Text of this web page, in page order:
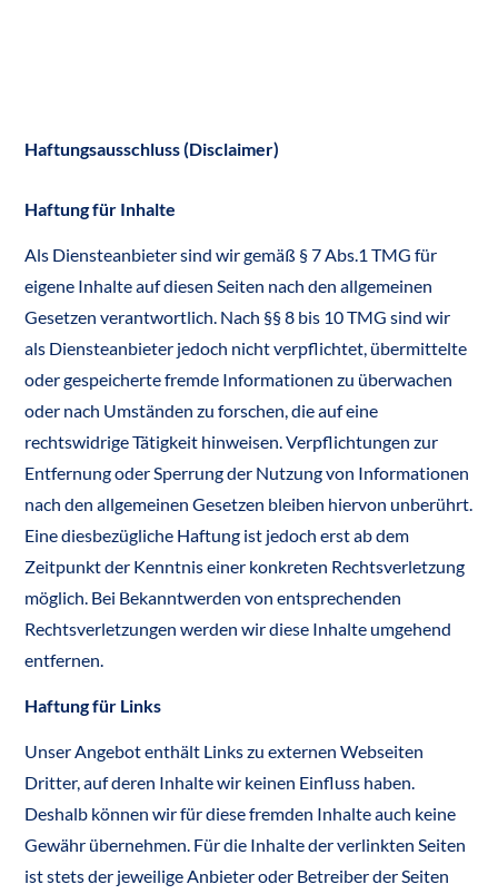
Haftungsausschluss (Disclaimer)
Haftung für Inhalte
Als Diensteanbieter sind wir gemäß § 7 Abs.1 TMG für
eigene Inhalte auf diesen Seiten nach den allgemeinen
Gesetzen verantwortlich. Nach §§ 8 bis 10 TMG sind wir
als Diensteanbieter jedoch nicht verpflichtet, übermittelte
oder gespeicherte fremde Informationen zu überwachen
oder nach Umständen zu forschen, die auf eine
rechtswidrige Tätigkeit hinweisen. Verpflichtungen zur
Entfernung oder Sperrung der Nutzung von Informationen
nach den allgemeinen Gesetzen bleiben hiervon unberührt.
Eine diesbezügliche Haftung ist jedoch erst ab dem
Zeitpunkt der Kenntnis einer konkreten Rechtsverletzung
möglich. Bei Bekanntwerden von entsprechenden
Rechtsverletzungen werden wir diese Inhalte umgehend
entfernen.
Haftung für Links
Unser Angebot enthält Links zu externen Webseiten
Dritter, auf deren Inhalte wir keinen Einfluss haben.
Deshalb können wir für diese fremden Inhalte auch keine
Gewähr übernehmen. Für die Inhalte der verlinkten Seiten
ist stets der jeweilige Anbieter oder Betreiber der Seiten